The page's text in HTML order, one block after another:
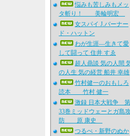
悩みも苦しみもメッ
タ斬り！ 美輪明宏
女スパイ J.バーナー
ド・ハットン
わが生涯―生きて愛
して闘って 住井 すゑ
超人鼎談 気の人間
の人生 気の経営 船井 幸雄
竹村健一のおもしろ
読本 竹村 健一
激録 日本大戦争 第
33巻ミッドウェーとガ島
防 原 康史
つるべ・新野のぬか